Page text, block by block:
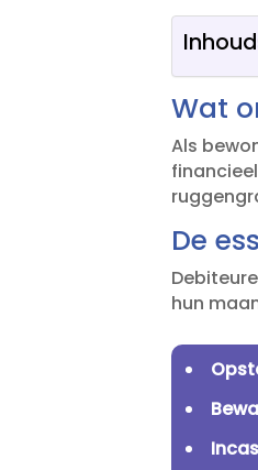
Wat
Als
De
hun